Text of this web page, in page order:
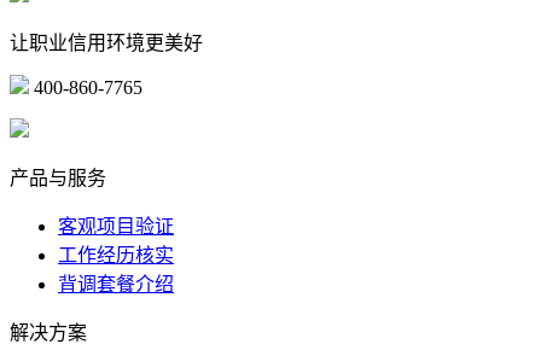
让职业信用环境更美好
400-860-7765
产品与服务
客观项目验证
工作经历核实
背调套餐介绍
解决方案